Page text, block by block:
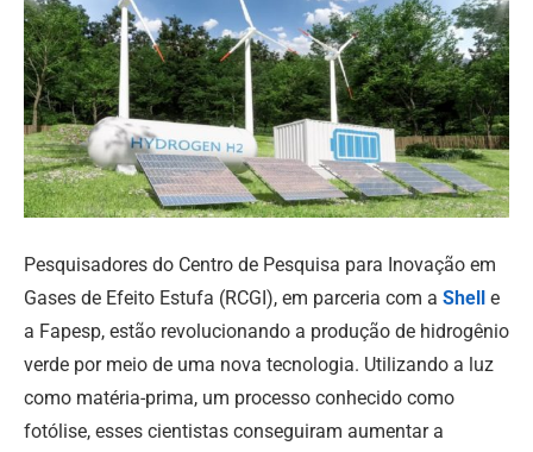
Pesquisadores do Centro de Pesquisa para Inovação em
Gases de Efeito Estufa (RCGI), em parceria com a Shell
e
a Fapesp, estão revolucionando a produção de hidrogênio
verde por meio de uma nova tecnologia. Utilizando a luz
como matéria-prima, um processo conhecido como
fotólise, esses cientistas conseguiram aumentar a